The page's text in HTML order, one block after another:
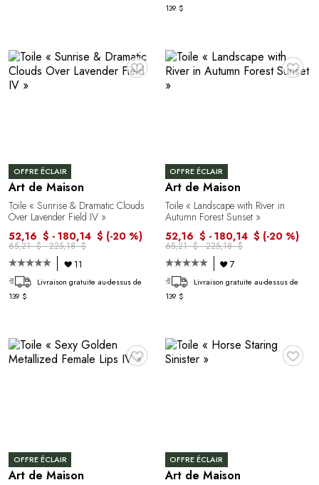
139 $
♥
OFFRE ÉCLAIR
Art de Maison
Toile « Sunrise & Dramatic Clouds
Over Lavender Field IV »
52,16 $ - 180,14 $ (-20 %)
65,21 $ - 225,18 $
11
Livraison gratuite au-dessus de
139 $
♥
OFFRE ÉCLAIR
Art de Maison
Toile « Landscape with River in
Autumn Forest Sunset »
52,16 $ - 180,14 $ (-20 %)
65,21 $ - 225,18 $
7
Livraison gratuite au-dessus de
139 $
♥
OFFRE ÉCLAIR
Art de Maison
♥
OFFRE ÉCLAIR
Art de Maison